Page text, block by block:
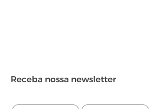
Receba nossa newsletter